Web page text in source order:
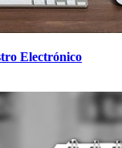
Electrónico